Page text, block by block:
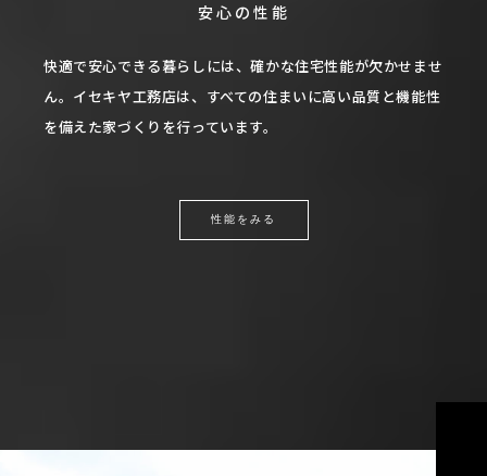
安心の性能
快適で安心できる暮らしには、確かな住宅性能が欠かせませ
ん。 イセキヤ工務店は、すべての住まいに高い品質と機能性
を備えた家づくりを行っています。
性能をみる